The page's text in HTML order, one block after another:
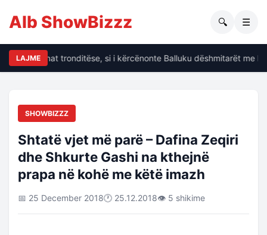
Alb ShowBizzz 🔍 ☰
LAJME
të dhënat tronditëse, si i kërcënonte Balluku dëshmitarët me
SHOWBIZZZ
Shtatë vjet më parë – Dafina Zeqiri
dhe Shkurte Gashi na kthejnë
prapa në kohë me këtë imazh
📅 25 December 2018🕐 25.12.2018👁 5 shikime